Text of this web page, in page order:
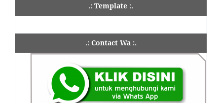
.: Template :.
.: Contact Wa :.